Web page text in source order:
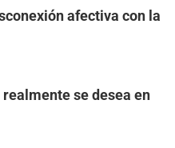
afectiva con la
se desea en